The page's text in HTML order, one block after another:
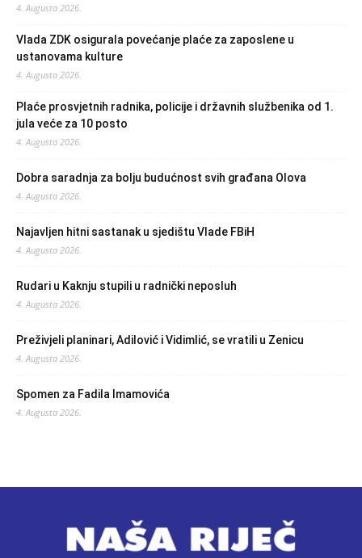
4. Augusta 2026.
Vlada ZDK osigurala povećanje plaće za zaposlene u
ustanovama kulture
4. Augusta 2026.
Plaće prosvjetnih radnika, policije i državnih službenika od 1.
jula veće za 10 posto
4. Augusta 2026.
Dobra saradnja za bolju budućnost svih građana Olova
4. Augusta 2026.
Najavljen hitni sastanak u sjedištu Vlade FBiH
4. Augusta 2026.
Rudari u Kaknju stupili u radnički neposluh
4. Augusta 2026.
Preživjeli planinari, Adilović i Vidimlić, se vratili u Zenicu
4. Augusta 2026.
Spomen za Fadila Imamovića
4. Augusta 2026.